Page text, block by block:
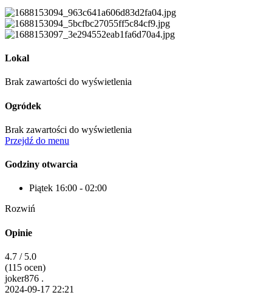
Lokal
Brak zawartości do wyświetlenia
Ogródek
Brak zawartości do wyświetlenia
Przejdź do menu
Godziny otwarcia
Piątek 16:00 - 02:00
Rozwiń
Opinie
4.7 / 5.0
(115 ocen)
joker876 .
2024-09-17 22:21